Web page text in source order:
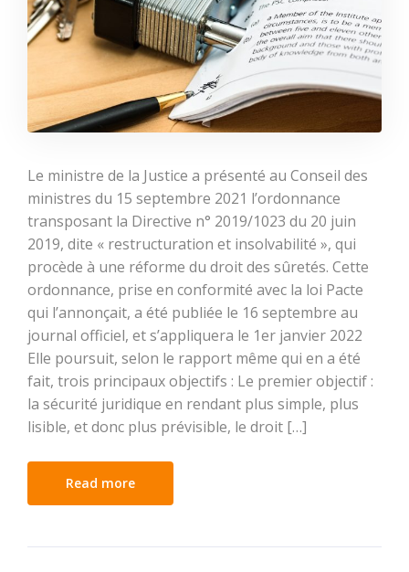
Le ministre de la Justice a présenté au Conseil des
ministres du 15 septembre 2021 l’ordonnance
transposant la Directive n° 2019/1023 du 20 juin
2019, dite « restructuration et insolvabilité », qui
procède à une réforme du droit des sûretés. Cette
ordonnance, prise en conformité avec la loi Pacte
qui l’annonçait, a été publiée le 16 septembre au
journal officiel, et s’appliquera le 1er janvier 2022
Elle poursuit, selon le rapport même qui en a été
fait, trois principaux objectifs : Le premier objectif :
la sécurité juridique en rendant plus simple, plus
lisible, et donc plus prévisible, le droit […]
Read more